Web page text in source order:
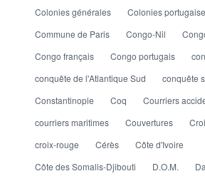
Colonies générales
Colonies
Commune de Paris
Congo-Nil
Congo français
Congo portugais
conquête de l'Atlantique Sud
conquête
Constantinople
Coq
Courriers
courriers maritimes
Couvertures
croix-rouge
Cérès
Côte d'Ivoire
Côte des Somalis-Djibouti
D.O.M.